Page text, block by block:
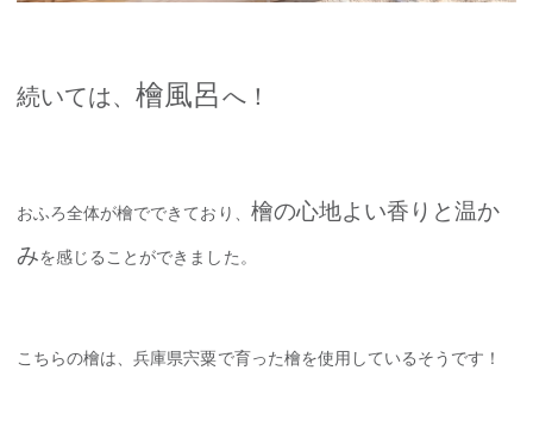
続いては、檜風呂へ！
おふろ全体が檜でできており、 檜の心地よい香りと温か
みを感じることができました。
こちらの檜は、兵庫県宍粟で育った檜を使用しているそうです！